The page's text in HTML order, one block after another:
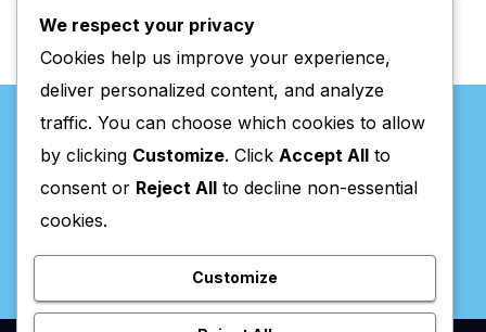
Valpaços Online
We respect your privacy
Cookies help us improve your experience,
deliver personalized content, and analyze
traffic. You can choose which cookies to allow
by clicking Customize. Click Accept All to
consent or Reject All to decline non-essential
cookies.
Customize